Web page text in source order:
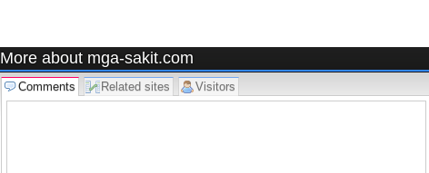
More about mga-sakit.com
Comments Related sites Visitors